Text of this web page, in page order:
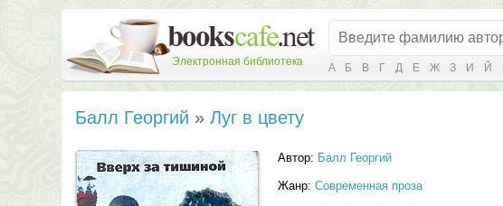
Электронная библиотека А Б В Г Д Е Ж З И Й
Балл Георгий » Луг в цвету
Автор: Балл Георгий
Жанр: Современная проза